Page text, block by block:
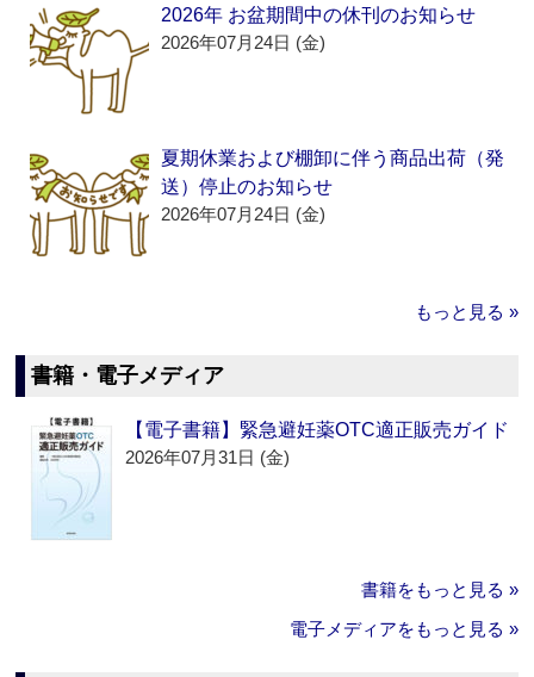
2026年 お盆期間中の休刊のお知らせ
2026年07月24日 (金)
夏期休業および棚卸に伴う商品出荷（発
送）停止のお知らせ
2026年07月24日 (金)
もっと見る »
書籍・電子メディア
【電子書籍】緊急避妊薬OTC適正販売ガイド
2026年07月31日 (金)
書籍をもっと見る »
電子メディアをもっと見る »